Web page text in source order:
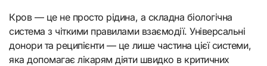
Кров — це не просто рідина, а складна біологічна
система з чіткими правилами взаємодії. Універсальні
донори та реципієнти — це лише частина цієї системи,
яка допомагає лікарям діяти швидко в критичних